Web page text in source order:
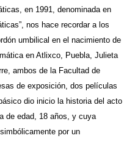
en 1991, denominada en
nos hace recordar a los
umbilical en el nacimiento de
en Atlixco, Puebla, Julieta
ambos de la Facultad de
de exposición, dos películas
dio inicio la historia del acto
de edad, 18 años, y cuya
por un